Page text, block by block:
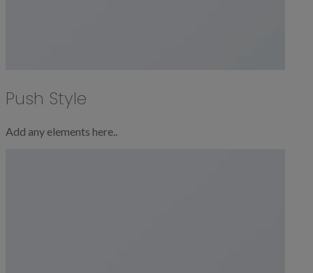
Push Style
Add any elements here..